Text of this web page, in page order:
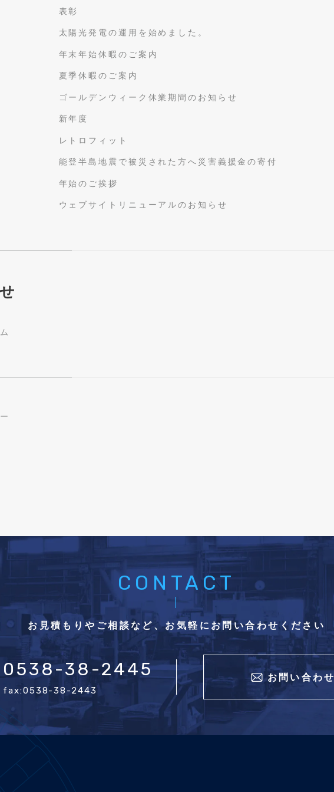
表彰
太陽光発電の運用を始めました。
年末年始休暇のご案内
夏季休暇のご案内
ゴールデンウィーク休業期間のお知らせ
新年度
レトロフィット
能登半島地震で被災された方へ災害義援金の寄付
年始のご挨拶
ウェブサイトリニューアルのお知らせ
CONTACT
お見積もりやご相談など、お気軽にお問い合わせください
0538-38-2445
fax:0538-38-2443
お問い合わせ